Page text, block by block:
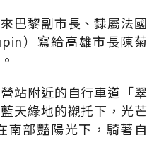
巴黎副市長、隸屬法國
）寫給高雄市長陳菊
站附近的自行車道「翠
天綠地的襯托下，光芒
南部豔陽光下，騎著自